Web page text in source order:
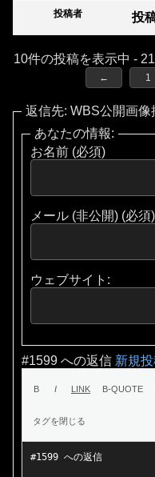
投稿者 投
10件の投稿を表示中 -
← 1
返信先: WBS公開画
あなたの情報:
お名前 (必須)
メール (非公開) (必須
ウェブサイト:
#1599 への返信 新規